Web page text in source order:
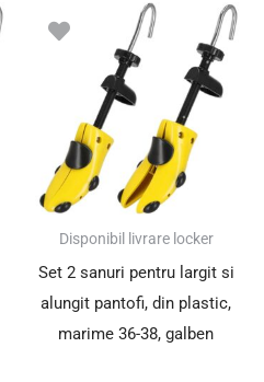
SUPER PREȚ!
Disponibil livrare locker
Set 2 sanuri pentru largit si
alungit pantofi, din plastic,
marime 36-38, galben
Prețul
inițial
fost:
59.00 lei.
curent
este:
39.00 lei.